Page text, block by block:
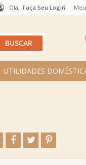
Olá, Faça Seu Login
UTILIDADES